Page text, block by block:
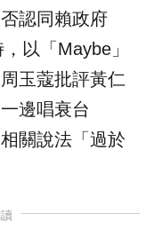
認同賴政府
以「Maybe」
周玉蔻批評黃仁
邊唱衰台
關說法「過於